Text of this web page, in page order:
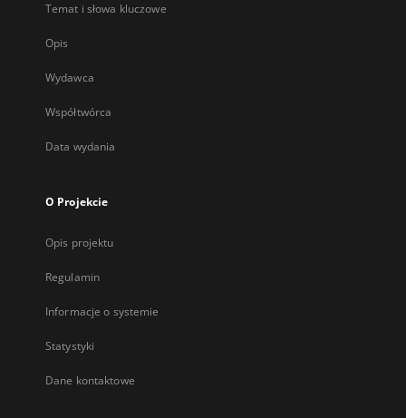
Temat i słowa kluczowe
Opis
Wydawca
Współtwórca
Data wydania
O Projekcie
Opis projektu
Regulamin
Informacje o systemie
Statystyki
Dane kontaktowe